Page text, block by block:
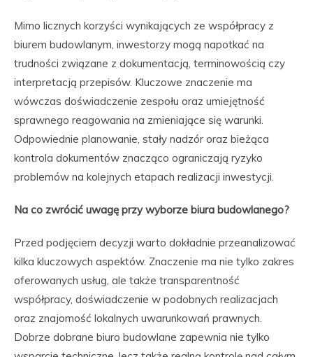
Mimo licznych korzyści wynikających ze współpracy z
biurem budowlanym, inwestorzy mogą napotkać na
trudności związane z dokumentacją, terminowością czy
interpretacją przepisów. Kluczowe znaczenie ma
wówczas doświadczenie zespołu oraz umiejętność
sprawnego reagowania na zmieniające się warunki.
Odpowiednie planowanie, stały nadzór oraz bieżąca
kontrola dokumentów znacząco ograniczają ryzyko
problemów na kolejnych etapach realizacji inwestycji.
Na co zwrócić uwagę przy wyborze biura budowlanego?
Przed podjęciem decyzji warto dokładnie przeanalizować
kilka kluczowych aspektów. Znaczenie ma nie tylko zakres
oferowanych usług, ale także transparentność
współpracy, doświadczenie w podobnych realizacjach
oraz znajomość lokalnych uwarunkowań prawnych.
Dobrze dobrane biuro budowlane zapewnia nie tylko